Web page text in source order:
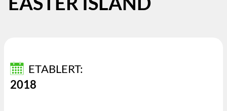
ETABLERT:
2018